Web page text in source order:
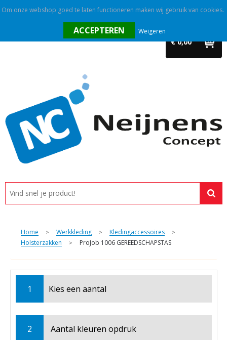
€ 0,00
Promotietextiel
Tassen
Alle categorieën
Custom made
Home > Werkkleding > Kledingaccessoires >
Holsterzakken > ProJob 1006 GEREEDSCHAPSTAS
1 Kies een aantal
2 Aantal kleuren opdruk
Om onze webshop goed te laten functioneren maken wij gebruik van cookies.
Weigeren